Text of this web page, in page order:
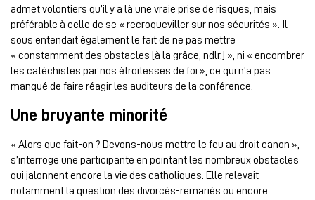
admet volontiers qu’il y a là une vraie prise de risques, mais
préférable à celle de se « recroqueviller sur nos sécurités ». Il
sous entendait également le fait de ne pas mettre
« constamment des obstacles [à la grâce, ndlr.] », ni « encombrer
les catéchistes par nos étroitesses de foi », ce qui n’a pas
manqué de faire réagir les auditeurs de la conférence.
Une bruyante minorité
« Alors que fait-on ? Devons-nous mettre le feu au droit canon »,
s’interroge une participante en pointant les nombreux obstacles
qui jalonnent encore la vie des catholiques. Elle relevait
notamment la question des divorcés-remariés ou encore